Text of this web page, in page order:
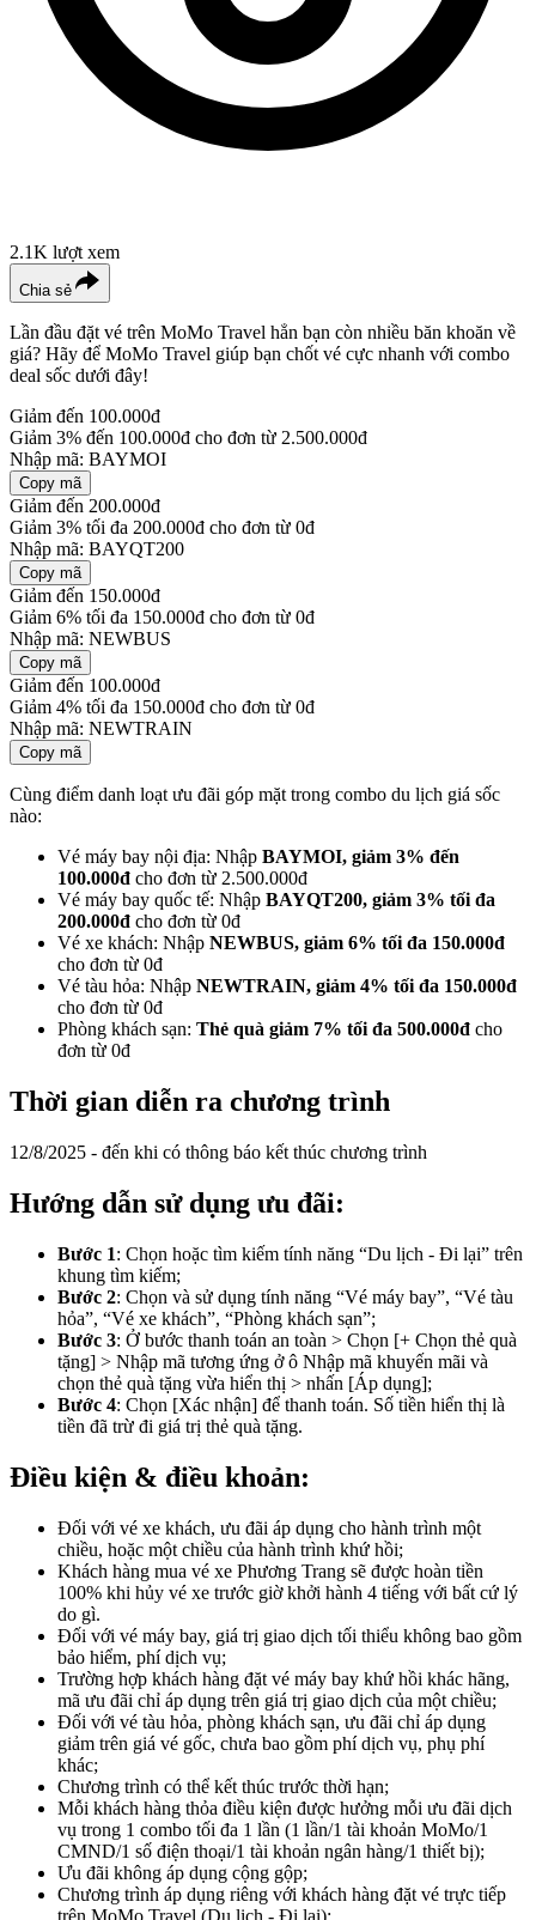
2.1K lượt xem
Chia sẻ
Lần đầu đặt vé trên MoMo Travel hẳn bạn còn nhiều băn khoăn về
giá? Hãy để MoMo Travel giúp bạn chốt vé cực nhanh với combo
deal sốc dưới đây!
Giảm đến 100.000đ
Giảm 3% đến 100.000đ cho đơn từ 2.500.000đ
Nhập mã: BAYMOI
Copy mã
Giảm đến 200.000đ
Giảm 3% tối đa 200.000đ cho đơn từ 0đ
Nhập mã: BAYQT200
Copy mã
Giảm đến 150.000đ
Giảm 6% tối đa 150.000đ cho đơn từ 0đ
Nhập mã: NEWBUS
Copy mã
Giảm đến 100.000đ
Giảm 4% tối đa 150.000đ cho đơn từ 0đ
Nhập mã: NEWTRAIN
Copy mã
Cùng điểm danh loạt ưu đãi góp mặt trong combo du lịch giá sốc
nào:
Vé máy bay nội địa: Nhập BAYMOI, giảm 3% đến
100.000đ cho đơn từ 2.500.000đ
Vé máy bay quốc tế: Nhập BAYQT200, giảm 3% tối đa
200.000đ cho đơn từ 0đ
Vé xe khách: Nhập NEWBUS, giảm 6% tối đa 150.000đ
cho đơn từ 0đ
Vé tàu hỏa: Nhập NEWTRAIN, giảm 4% tối đa 150.000đ
cho đơn từ 0đ
Phòng khách sạn: Thẻ quà giảm 7% tối đa 500.000đ cho
đơn từ 0đ
Thời gian diễn ra chương trình
12/8/2025 - đến khi có thông báo kết thúc chương trình
Hướng dẫn sử dụng ưu đãi:
Bước 1: Chọn hoặc tìm kiếm tính năng “Du lịch - Đi lại” trên
khung tìm kiếm;
Bước 2: Chọn và sử dụng tính năng “Vé máy bay”, “Vé tàu
hỏa”, “Vé xe khách”, “Phòng khách sạn”;
Bước 3: Ở bước thanh toán an toàn > Chọn [+ Chọn thẻ quà
tặng] > Nhập mã tương ứng ở ô Nhập mã khuyến mãi và
chọn thẻ quà tặng vừa hiển thị > nhấn [Áp dụng];
Bước 4: Chọn [Xác nhận] để thanh toán. Số tiền hiển thị là
tiền đã trừ đi giá trị thẻ quà tặng.
Điều kiện & điều khoản:
Đối với vé xe khách, ưu đãi áp dụng cho hành trình một
chiều, hoặc một chiều của hành trình khứ hồi;
Khách hàng mua vé xe Phương Trang sẽ được hoàn tiền
100% khi hủy vé xe trước giờ khởi hành 4 tiếng với bất cứ lý
do gì.
Đối với vé máy bay, giá trị giao dịch tối thiểu không bao gồm
bảo hiểm, phí dịch vụ;
Trường hợp khách hàng đặt vé máy bay khứ hồi khác hãng,
mã ưu đãi chỉ áp dụng trên giá trị giao dịch của một chiều;
Đối với vé tàu hỏa, phòng khách sạn, ưu đãi chỉ áp dụng
giảm trên giá vé gốc, chưa bao gồm phí dịch vụ, phụ phí
khác;
Chương trình có thể kết thúc trước thời hạn;
Mỗi khách hàng thỏa điều kiện được hưởng mỗi ưu đãi dịch
vụ trong 1 combo tối đa 1 lần (1 lần/1 tài khoản MoMo/1
CMND/1 số điện thoại/1 tài khoản ngân hàng/1 thiết bị);
Ưu đãi không áp dụng cộng gộp;
Chương trình áp dụng riêng với khách hàng đặt vé trực tiếp
trên MoMo Travel (Du lịch - Đi lại);